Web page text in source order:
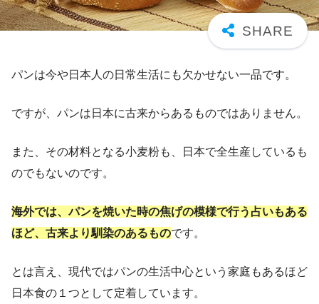
パンは今や日本人の日常生活にも欠かせない一品です。
ですが、パンは日本に古来からあるものではありません。
また、その材料となる小麦粉も、日本で全生産しているも
のでもないのです。
海外では、パンを焼いた時の焦げの模様で行う占いもある
ほど、古来より馴染のあるものです。
とは言え、現代ではパンの生活中心という家庭もあるほど
日本食の１つとして定着しています。